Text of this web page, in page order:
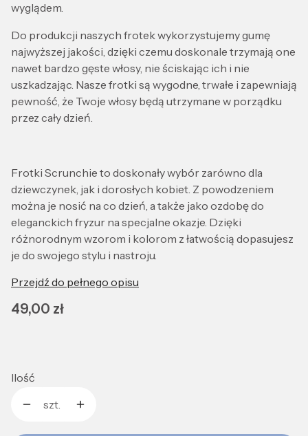
wyglądem.
Do produkcji naszych frotek wykorzystujemy gumę
najwyższej jakości, dzięki czemu doskonale trzymają one
nawet bardzo gęste włosy, nie ściskając ich i nie
uszkadzając. Nasze frotki są wygodne, trwałe i zapewniają
pewność, że Twoje włosy będą utrzymane w porządku
przez cały dzień.
Frotki Scrunchie to doskonały wybór zarówno dla
dziewczynek, jak i dorosłych kobiet. Z powodzeniem
można je nosić na co dzień, a także jako ozdobę do
eleganckich fryzur na specjalne okazje. Dzięki
różnorodnym wzorom i kolorom z łatwością dopasujesz
je do swojego stylu i nastroju.
Przejdź do pełnego opisu
Cena
49,00 zł
Ilość
szt.